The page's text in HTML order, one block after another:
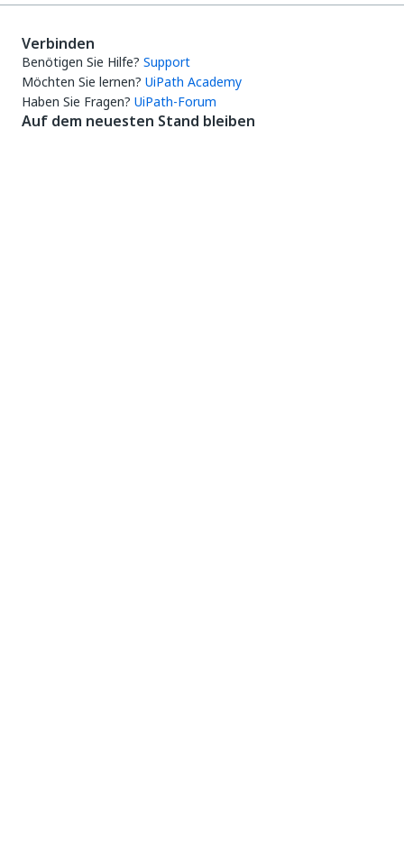
Verbinden
Benötigen Sie Hilfe? Support
Möchten Sie lernen? UiPath Academy
Haben Sie Fragen? UiPath-Forum
Auf dem neuesten Stand bleiben